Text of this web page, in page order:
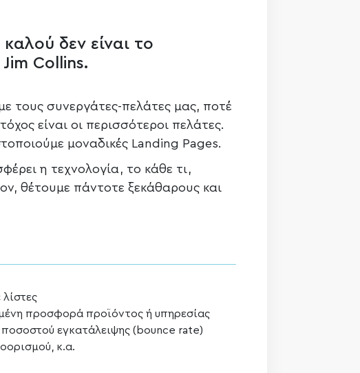
δεν είναι το
Collins.
τους συνεργάτες-πελάτες μας, ποτέ
είναι οι περισσότεροι πελάτες.
μοναδικές Landing Pages.
η τεχνολογία, το κάθε τι,
θέτουμε πάντοτε ξεκάθαρους και
προσφορά προϊόντος ή υπηρεσίας
εγκατάλειψης (bounce rate)
κ.α.